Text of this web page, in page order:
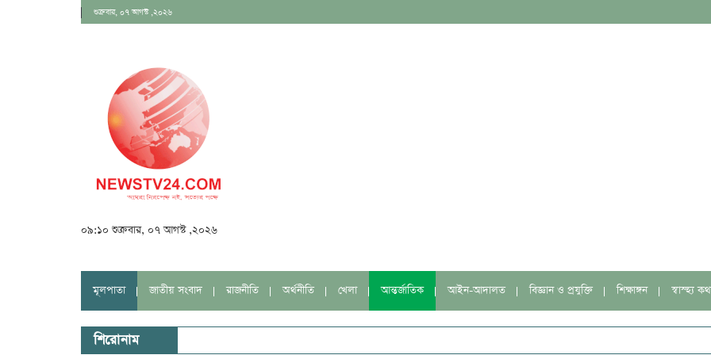
শুক্রবার, ০৭ আগস্ট ,২০২৬
০৯:১০ শুক্রবার, ০৭ আগস্ট ,২০২৬
মূলপাতা জাতীয় সংবাদ রাজনীতি অর্থনীতি খেলা আন্তর্জাতিক আইন-আদালত বিজ্ঞান ও প্রযুক্তি শিক্ষাঙ্গন স্বাস্হ্য
শিরোনাম